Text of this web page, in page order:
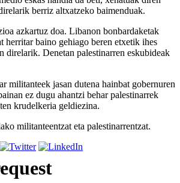
berriz altxatzeko baimenduak.
azkartuz doa. Libanon bonbardaketak
herritar baino gehiago beren etxetik ihes
direlarik. Denetan palestinarren eskubideak
militanteek jasan dutena hainbat gobernuren
ez dugu ahantzi behar palestinarrek
krudelkeria geldiezina.
militanteentzat eta palestinarrentzat.